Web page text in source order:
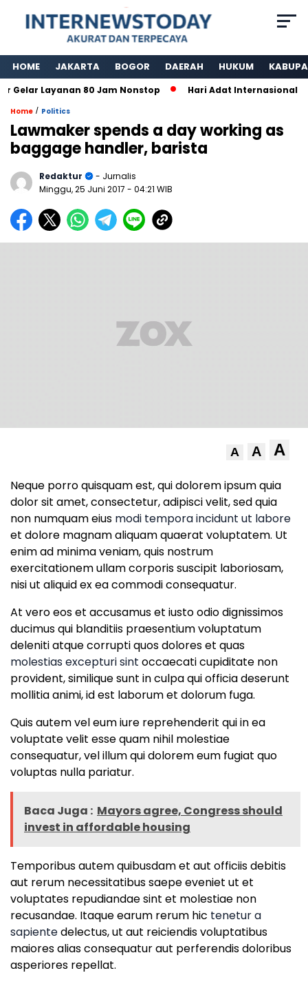
HOME JAKARTA BOGOR DAERAH HUKUM
Layanan 80 Jam Nonstop Hari Adat Internasional Ke
Home / Politics
Lawmaker spends a day working as
baggage handler, barista
Redaktur
- Jurnalis
Minggu, 25 Juni 2017 - 04:21 WIB
A A A
Neque porro quisquam est, qui dolorem ipsum quia
dolor sit amet, consectetur, adipisci velit, sed quia
non numquam eius modi tempora incidunt ut labore
et dolore magnam aliquam quaerat voluptatem. Ut
enim ad minima veniam, quis nostrum
exercitationem ullam corporis suscipit laboriosam,
nisi ut aliquid ex ea commodi consequatur.
At vero eos et accusamus et iusto odio dignissimos
ducimus qui blanditiis praesentium voluptatum
deleniti atque corrupti quos dolores et quas
molestias excepturi sint occaecati cupiditate non
provident, similique sunt in culpa qui officia deserunt
mollitia animi, id est laborum et dolorum fuga.
Quis autem vel eum iure reprehenderit qui in ea
voluptate velit esse quam nihil molestiae
consequatur, vel illum qui dolorem eum fugiat quo
voluptas nulla pariatur.
Baca Juga : Mayors agree, Congress should
invest in affordable housing
Temporibus autem quibusdam et aut officiis debitis
aut rerum necessitatibus saepe eveniet ut et
voluptates repudiandae sint et molestiae non
recusandae. Itaque earum rerum hic tenetur a
sapientedelectus, ut aut reiciendis voluptatibus
maiores alias consequatur aut perferendis doloribus
asperiores repellat.